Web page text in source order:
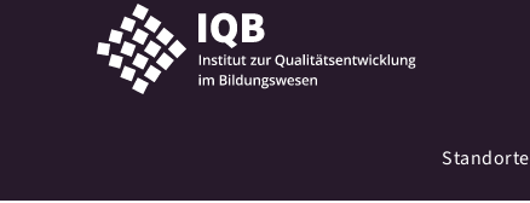
Standorte